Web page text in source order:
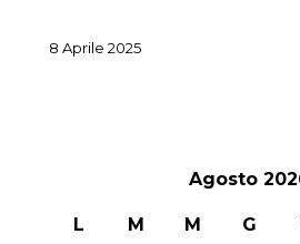
8 Aprile 2025
Agosto
L M M G